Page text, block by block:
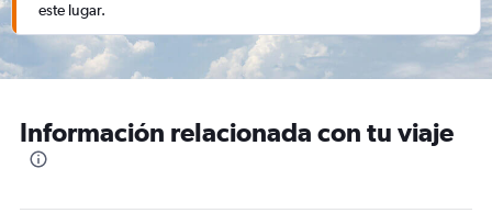
este lugar.
Información relacionada con tu viaje